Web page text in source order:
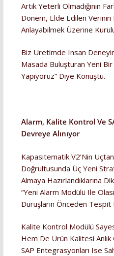
Artık Yeterli Olmadığının
Dönem, Elde Edilen Verinin
Anlayabilmek Üzerine
Biz Üretimde Insan
Masada Buluşturan Yeni Bir
Yapıyoruz” Diye Konuştu.
Alarm, Kalite Kontrol Ve
Devreye Alınıyor
Kapasitematik V2’nin
Doğrultusunda Üç Yeni
Almaya Hazırlandıklarına
“Yeni Alarm Modülü Ile
Duruşların Önceden
Kalite Kontrol Modülü
Hem De Ürün Kalitesi
SAP Entegrasyonları Ise